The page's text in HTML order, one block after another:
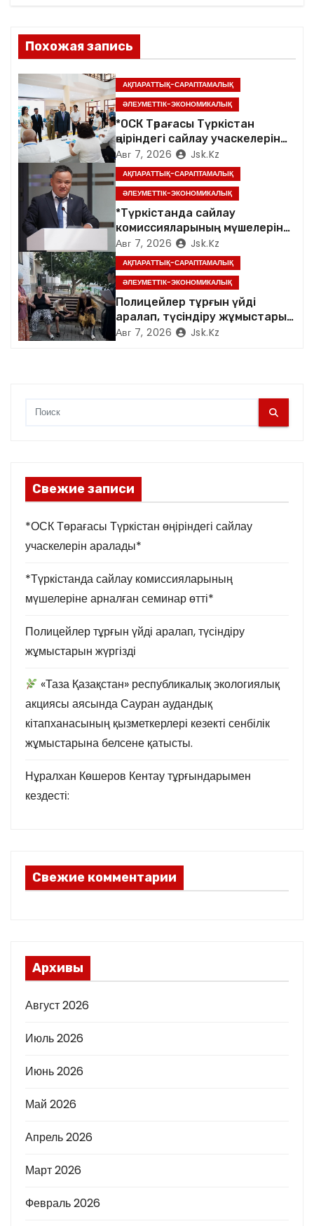
и
я
п
о
з
а
п
и
с
я
м
Похожая запись
АҚПАРАТТЫҚ-САРАПТАМАЛЫҚ
ӘЛЕУМЕТТІК-ЭКОНОМИКАЛЫҚ
*ОСК Төрағасы Түркістан
өңіріндегі сайлау учаскелерін
аралады*
Авг 7, 2026 Jsk.kz
АҚПАРАТТЫҚ-САРАПТАМАЛЫҚ
ӘЛЕУМЕТТІК-ЭКОНОМИКАЛЫҚ
*Түркістанда сайлау
комиссияларының мүшелеріне
арналған семинар өтті*
Авг 7, 2026 Jsk.kz
АҚПАРАТТЫҚ-САРАПТАМАЛЫҚ
ӘЛЕУМЕТТІК-ЭКОНОМИКАЛЫҚ
Полицейлер тұрғын үйді
аралап, түсіндіру жұмыстарын
жүргізді
Авг 7, 2026 Jsk.kz
Свежие записи
*ОСК Төрағасы Түркістан өңіріндегі сайлау
учаскелерін аралады*
*Түркістанда сайлау комиссияларының
мүшелеріне арналған семинар өтті*
Полицейлер тұрғын үйді аралап, түсіндіру
жұмыстарын жүргізді
«Таза Қазақстан» республикалық экологиялық
акциясы аясында Сауран аудандық
кітапханасының қызметкерлері кезекті сенбілік
жұмыстарына белсене қатысты.
Нұралхан Көшеров Кентау тұрғындарымен
кездесті:
Свежие комментарии
Архивы
Август 2026
Июль 2026
Июнь 2026
Май 2026
Апрель 2026
Март 2026
Февраль 2026